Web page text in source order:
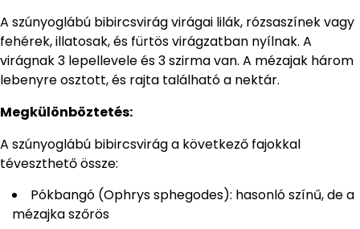
A szúnyoglábú bibircsvirág virágai lilák, rózsaszínek vagy
fehérek, illatosak, és fürtös virágzatban nyílnak. A
virágnak 3 lepellevele és 3 szirma van. A mézajak három
lebenyre osztott, és rajta található a nektár.
Megkülönböztetés:
A szúnyoglábú bibircsvirág a következő fajokkal
téveszthető össze:
Pókbangó (Ophrys sphegodes): hasonló színű, de a
mézajka szőrös